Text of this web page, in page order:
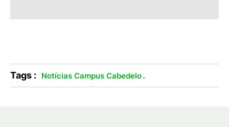
Tags : Notícias Campus Cabedelo.